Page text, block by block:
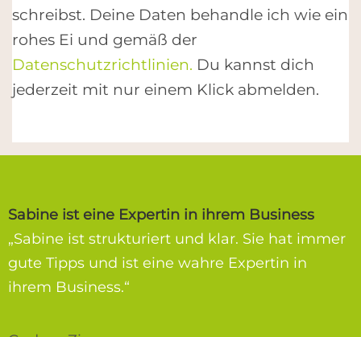
schreibst. Deine Daten behandle ich wie ein
rohes Ei und gemäß der
Datenschutzrichtlinien. Du kannst dich
jederzeit mit nur einem Klick abmelden.
Sabine ist eine Expertin in ihrem Business
„Sabine ist strukturiert und klar. Sie hat immer
gute Tipps und ist eine wahre Expertin in
ihrem Business.“